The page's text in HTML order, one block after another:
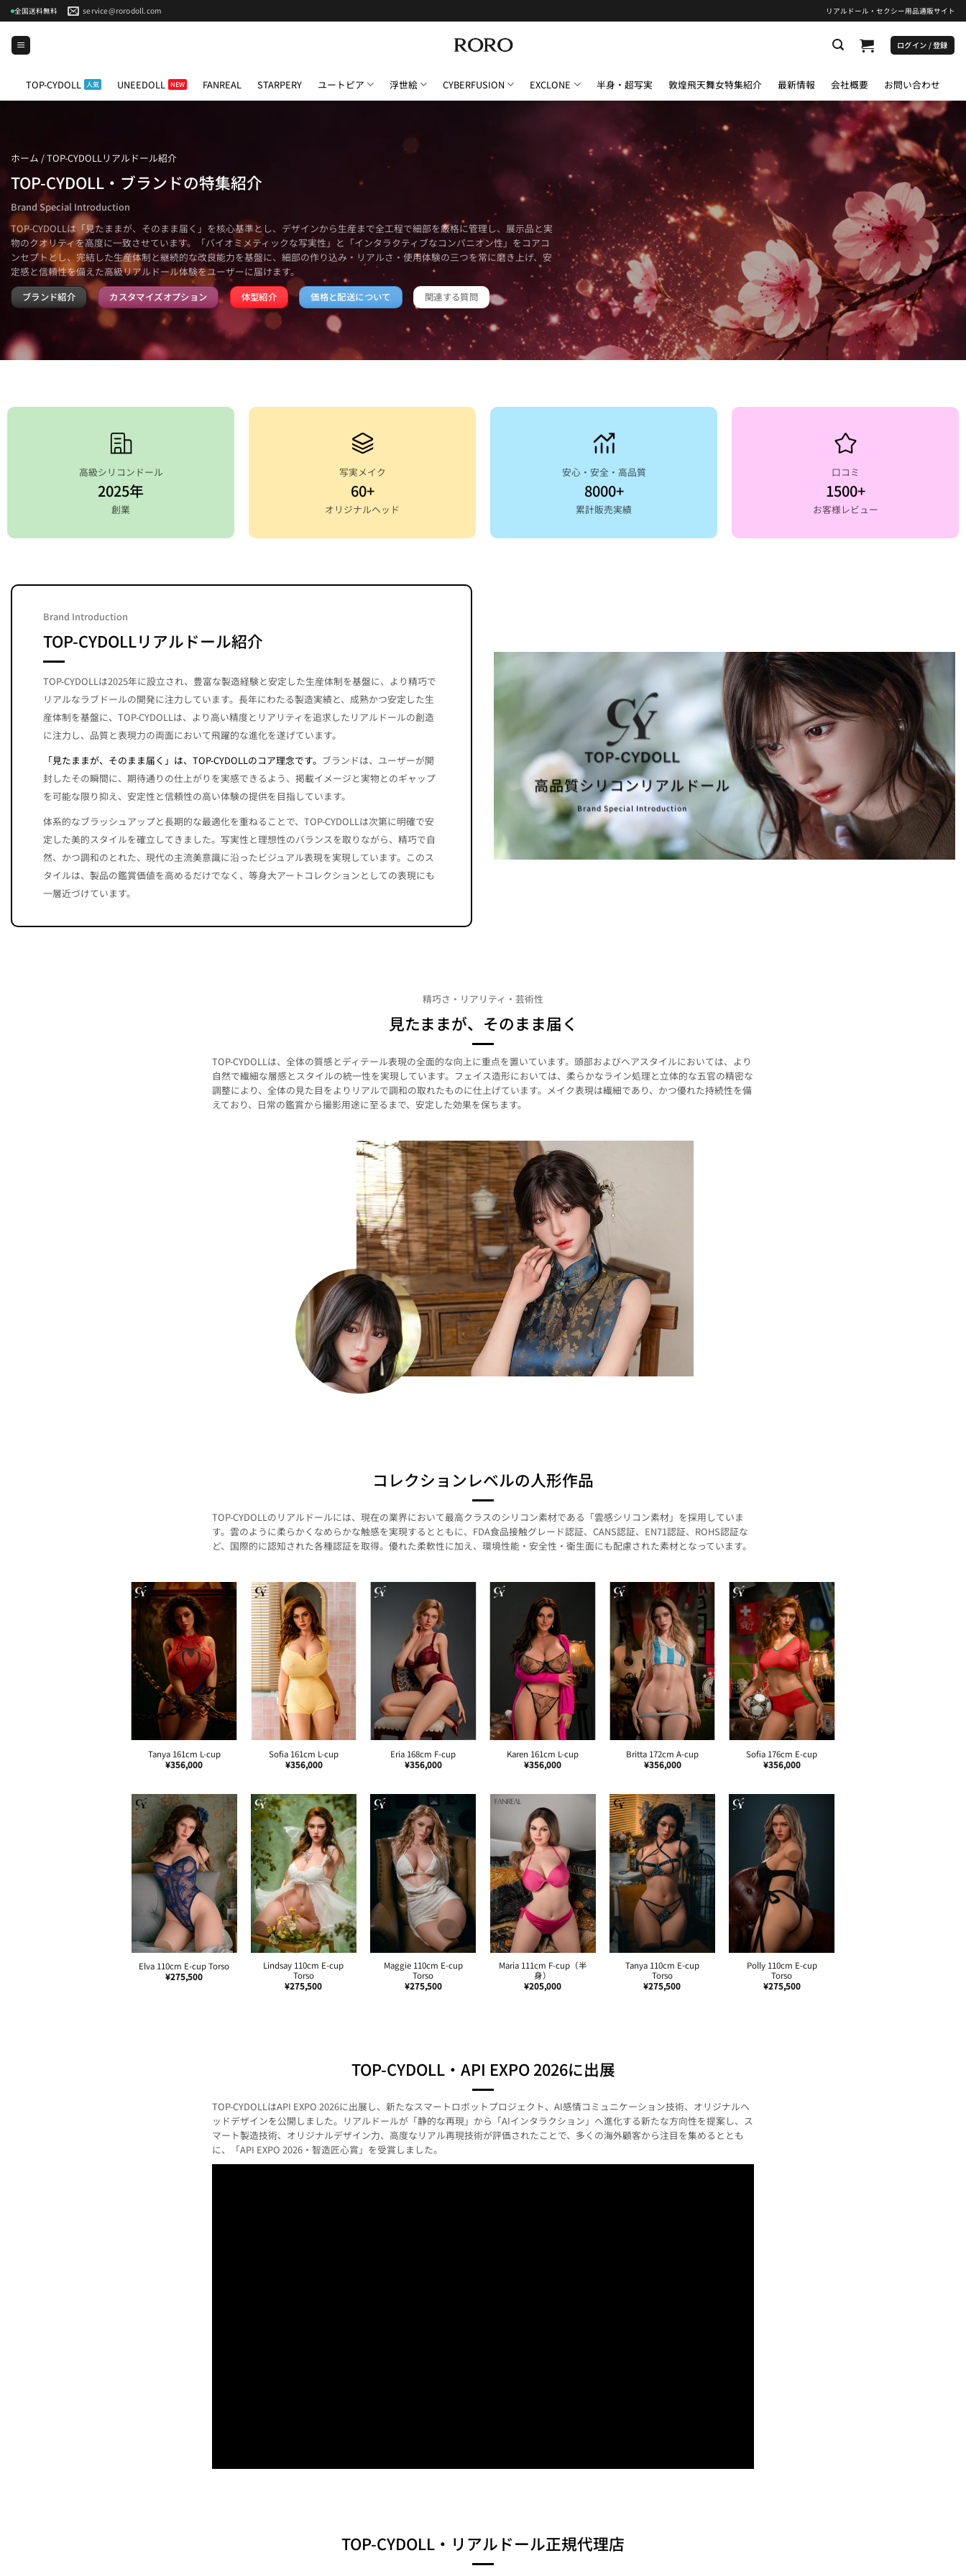
Skip
to
content
全国送料無料 service@rorodoll.com リアルドール・セクシー用品通販サイト
ログイン / 登録
TOP-CYDOLL UNEEDOLL FANREAL STARPERY ユートピア 浮世絵 CYBERFUSION EXCLONE 半身・超写実 敦煌飛天舞女特集紹介 最新情報 会社概要 お問い合わせ
ホーム /TOP-CYDOLLリアルドール紹介
TOP-CYDOLL・ブランドの特集紹介
Brand Special Introduction
TOP‑CYDOLLは「見たままが、そのまま届く」を核心基準とし、デザインから生産まで全工程で細部を厳格に管理し、展示品と実
物のクオリティを高度に一致させています。「バイオミメティックな写実性」と「インタラクティブなコンパニオン性」をコアコ
ンセプトとし、完結した生産体制と継続的な改良能力を基盤に、細部の作り込み・リアルさ・使用体験の三つを常に磨き上げ、安
定感と信頼性を備えた高級リアルドール体験をユーザーに届けます。
ブランド紹介 カスタマイズオプション 体型紹介 価格と配送について 関連する質問
高級シリコンドール
2025年
創業
写実メイク
60+
オリジナルヘッド
安心・安全・高品質
8000+
累計販売実績
口コミ
1500+
お客様レビュー
Brand Introduction
TOP-CYDOLLリアルドール紹介
TOP-CYDOLLは2025年に設立され、豊富な製造経験と安定した生産体制を基盤に、より精巧で
リアルなラブドールの開発に注力しています。長年にわたる製造実績と、成熟かつ安定した生
産体制を基盤に、TOP-CYDOLLは、より高い精度とリアリティを追求したリアルドールの創造
に注力し、品質と表現力の両面において飛躍的な進化を遂げています。
「見たままが、そのまま届く」は、TOP-CYDOLLのコア理念です。 ブランドは、ユーザーが開
封したその瞬間に、期待通りの仕上がりを実感できるよう、掲載イメージと実物とのギャップ
を可能な限り抑え、安定性と信頼性の高い体験の提供を目指しています。
体系的なブラッシュアップと長期的な最適化を重ねることで、TOP-CYDOLLは次第に明確で安
定した美的スタイルを確立してきました。写実性と理想性のバランスを取りながら、精巧で自
然、かつ調和のとれた、現代の主流美意識に沿ったビジュアル表現を実現しています。このス
タイルは、製品の鑑賞価値を高めるだけでなく、等身大アートコレクションとしての表現にも
一層近づけています。
高品質シリコンリアルドール
Brand Special Introduction
精巧さ・リアリティ・芸術性
見たままが、そのまま届く
TOP-CYDOLLは、全体の質感とディテール表現の全面的な向上に重点を置いています。頭部およびヘアスタイルにおいては、より
自然で繊細な層感とスタイルの統一性を実現しています。フェイス造形においては、柔らかなライン処理と立体的な五官の精密な
調整により、全体の見た目をよりリアルで調和の取れたものに仕上げています。メイク表現は繊細であり、かつ優れた持続性を備
えており、日常の鑑賞から撮影用途に至るまで、安定した効果を保ちます。
コレクションレベルの人形作品
TOP-CYDOLLのリアルドールには、現在の業界において最高クラスのシリコン素材である「雲感シリコン素材」を採用していま
す。雲のように柔らかくなめらかな触感を実現するとともに、FDA食品接触グレード認証、CANS認証、EN71認証、ROHS認証な
ど、国際的に認知された各種認証を取得。優れた柔軟性に加え、環境性能・安全性・衛生面にも配慮された素材となっています。
Tanya 161cm L-cup
¥356,000
Sofia 161cm L-cup
¥356,000
Eria 168cm F-cup
¥356,000
Karen 161cm L-cup
¥356,000
Britta 172cm A-cup
¥356,000
Sofia 176cm E-cup
¥356,000
Elva 110cm E-cup Torso
¥275,500
Lindsay 110cm E-cup
Torso
¥275,500
Maggie 110cm E-cup
Torso
¥275,500
Maria 111cm F-cup（半
身）
¥205,000
Tanya 110cm E-cup
Torso
¥275,500
Polly 110cm E-cup
Torso
¥275,500
TOP-CYDOLL・API EXPO 2026に出展
TOP-CYDOLLはAPI EXPO 2026に出展し、新たなスマートロボットプロジェクト、AI感情コミュニケーション技術、オリジナルヘ
ッドデザインを公開しました。リアルドールが「静的な再現」から「AIインタラクション」へ進化する新たな方向性を提案し、ス
マート製造技術、オリジナルデザイン力、高度なリアル再現技術が評価されたことで、多くの海外顧客から注目を集めるととも
に、「API EXPO 2026・智造匠心賞」を受賞しました。
TOP-CYDOLL・リアルドール正規代理店